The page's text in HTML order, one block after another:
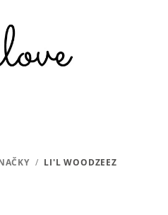
/ LI'L WOODZEEZ